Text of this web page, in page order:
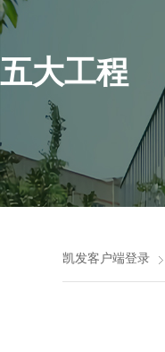
五大工程
凯发客户端登录